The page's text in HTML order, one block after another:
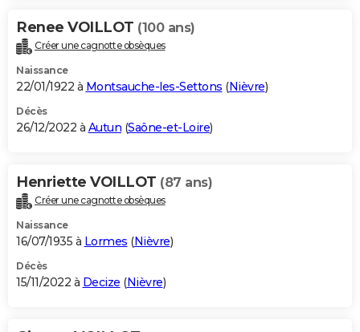
Renee VOILLOT (100 ans)
Créer une cagnotte obsèques
Naissance
22/01/1922 à Montsauche-les-Settons (Nièvre)
Décès
26/12/2022 à Autun (Saône-et-Loire)
Henriette VOILLOT (87 ans)
Créer une cagnotte obsèques
Naissance
16/07/1935 à Lormes (Nièvre)
Décès
15/11/2022 à Decize (Nièvre)